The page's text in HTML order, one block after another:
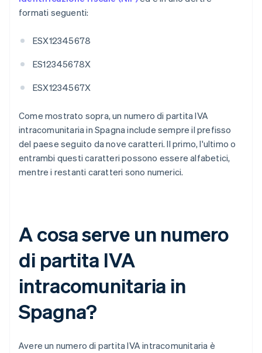
formati seguenti:
ESX12345678
ES12345678X
ESX1234567X
Come mostrato sopra, un numero di partita IVA
intracomunitaria in Spagna include sempre il prefisso
del paese seguito da nove caratteri. Il primo, l'ultimo o
entrambi questi caratteri possono essere alfabetici,
mentre i restanti caratteri sono numerici.
A cosa serve un numero
di partita IVA
intracomunitaria in
Spagna?
Avere un numero di partita IVA intracomunitaria è